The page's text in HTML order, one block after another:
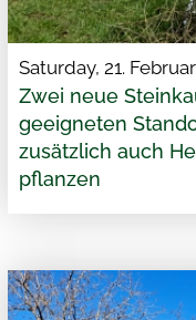
Saturday, 21.
Zwei neue
geeigneten
zusätzlich auch
pflanzen